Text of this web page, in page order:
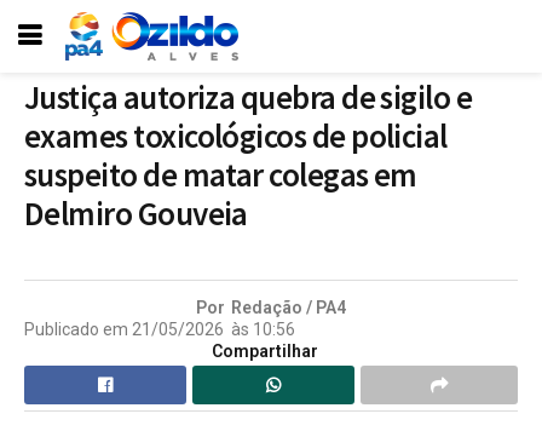
Justiça autoriza quebra de sigilo e
exames toxicológicos de policial
suspeito de matar colegas em
Delmiro Gouveia
Por Redação / PA4
Publicado em 21/05/2026 às 10:56
Compartilhar